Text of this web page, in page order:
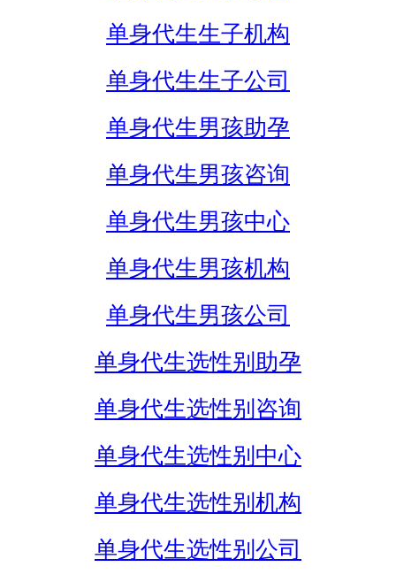
单身代生生子机构
单身代生生子公司
单身代生男孩助孕
单身代生男孩咨询
单身代生男孩中心
单身代生男孩机构
单身代生男孩公司
单身代生选性别助孕
单身代生选性别咨询
单身代生选性别中心
单身代生选性别机构
单身代生选性别公司